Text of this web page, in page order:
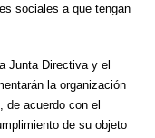
sociales a que tengan
Junta Directiva y el
la organización
de acuerdo con el
de su objeto